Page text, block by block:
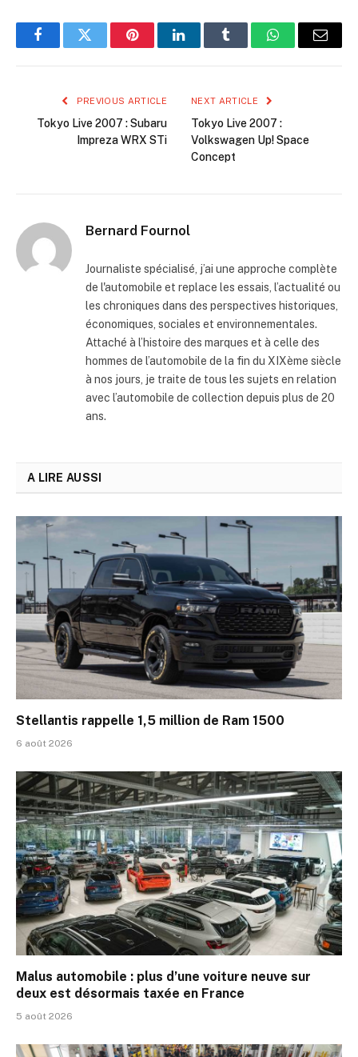
FacebookTwitter PinterestLinkedInTumblr WhatsAppEmail
PREVIOUS ARTICLE
Tokyo Live 2007 : Subaru
Impreza WRX STi
NEXT ARTICLE
Tokyo Live 2007 :
Volkswagen Up! Space
Concept
Bernard Fournol
Journaliste spécialisé, j’ai une approche complète
de l'automobile et replace les essais, l’actualité ou
les chroniques dans des perspectives historiques,
économiques, sociales et environnementales.
Attaché à l’histoire des marques et à celle des
hommes de l’automobile de la fin du XIXème siècle
à nos jours, je traite de tous les sujets en relation
avec l’automobile de collection depuis plus de 20
ans.
A LIRE AUSSI
Stellantis rappelle 1,5 million de Ram 1500
6 août 2026
Malus automobile : plus d’une voiture neuve sur
deux est désormais taxée en France
5 août 2026